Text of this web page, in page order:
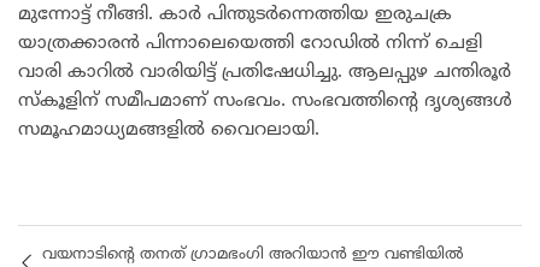
മുന്നോട്ട് നീങ്ങി. കാർ പിന്തുടർന്നെത്തിയ ഇരുചക്ര
യാത്രക്കാരൻ പിന്നാലെയെത്തി റോഡിൽ നിന്ന് ചെളി
വാരി കാറിൽ വാരിയിട്ട് പ്രതിഷേധിച്ചു. ആലപ്പുഴ ചന്തിരൂർ
സ്കൂളിന് സമീപമാണ് സംഭവം. സംഭവത്തിന്റെ ദൃശ്യങ്ങൾ
സമൂഹമാധ്യമങ്ങളിൽ വൈറലായി.
വയനാടിന്റെ തനത് ഗ്രാമഭംഗി അറിയാൻ ഈ വണ്ടിയിൽ